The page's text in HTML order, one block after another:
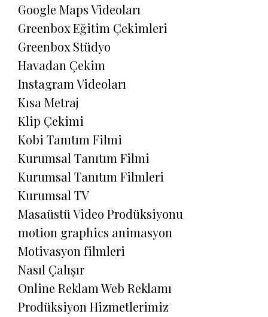
Google Maps Videoları
Greenbox Eğitim Çekimleri
Greenbox Stüdyo
Havadan Çekim
Instagram Videoları
Kısa Metraj
Klip Çekimi
Kobi Tanıtım Filmi
Kurumsal Tanıtım Filmi
Kurumsal Tanıtım Filmleri
Kurumsal TV
Masaüstü Video Prodüksiyonu
motion graphics animasyon
Motivasyon filmleri
Nasıl Çalışır
Online Reklam Web Reklamı
Prodüksiyon Hizmetlerimiz